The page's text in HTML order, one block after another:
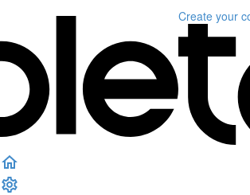
Create your